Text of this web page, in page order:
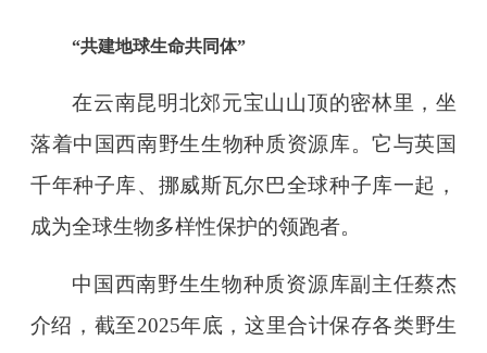
“共建地球生命共同体”
在云南昆明北郊元宝山山顶的密林里，坐
落着中国西南野生生物种质资源库。它与英国
千年种子库、挪威斯瓦尔巴全球种子库一起，
成为全球生物多样性保护的领跑者。
中国西南野生生物种质资源库副主任蔡杰
介绍，截至2025年底，这里合计保存各类野生